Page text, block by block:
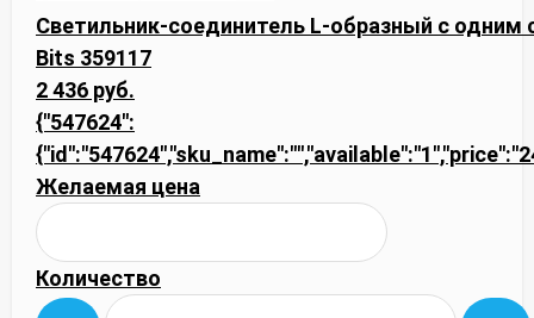
Светильник-соединитель L-образный с
Bits 359117
2 436 руб.
{"547624":
Желаемая цена
Количество